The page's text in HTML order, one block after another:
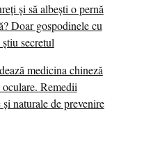
și să albești o pernă
Doar gospodinele cu
secretul
medicina chineză
Remedii
naturale de prevenire